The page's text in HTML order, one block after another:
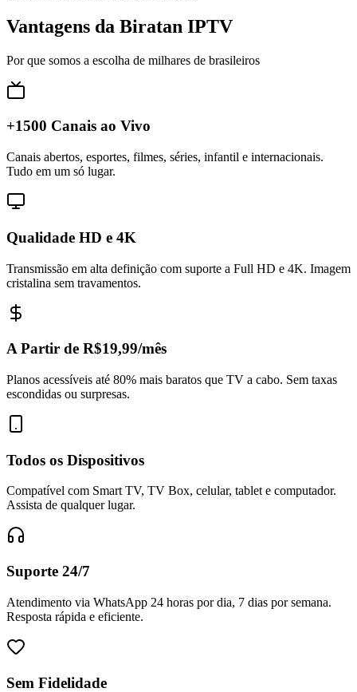
Vantagens da Biratan IPTV
Por que somos a escolha de milhares de brasileiros
+1500 Canais ao Vivo
Canais abertos, esportes, filmes, séries, infantil e internacionais.
Tudo em um só lugar.
Qualidade HD e 4K
Transmissão em alta definição com suporte a Full HD e 4K. Imagem
cristalina sem travamentos.
A Partir de R$19,99/mês
Planos acessíveis até 80% mais baratos que TV a cabo. Sem taxas
escondidas ou surpresas.
Todos os Dispositivos
Compatível com Smart TV, TV Box, celular, tablet e computador.
Assista de qualquer lugar.
Suporte 24/7
Atendimento via WhatsApp 24 horas por dia, 7 dias por semana.
Resposta rápida e eficiente.
Sem Fidelidade